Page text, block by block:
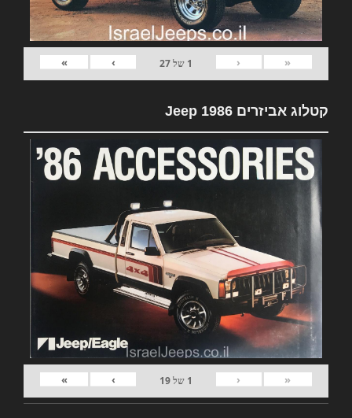
«
‹
1 של27
›
»
קטלוג אביזרים Jeep 1986
«
‹
1 של19
›
»